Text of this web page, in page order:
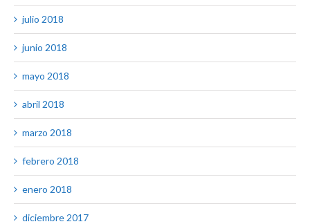
julio 2018
junio 2018
mayo 2018
abril 2018
marzo 2018
febrero 2018
enero 2018
diciembre 2017